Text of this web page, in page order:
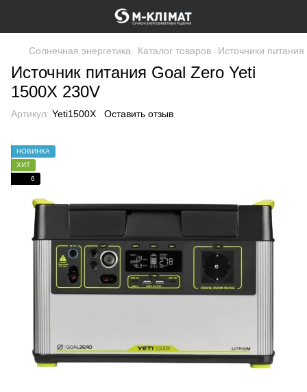
Солнечная энергетика Каталог товаров Источники питания
Источник питания Goal Zero Yeti
1500X 230V
Артикул: Yeti1500X Оставить отзыв
НОВИНКА
ХИТ
6